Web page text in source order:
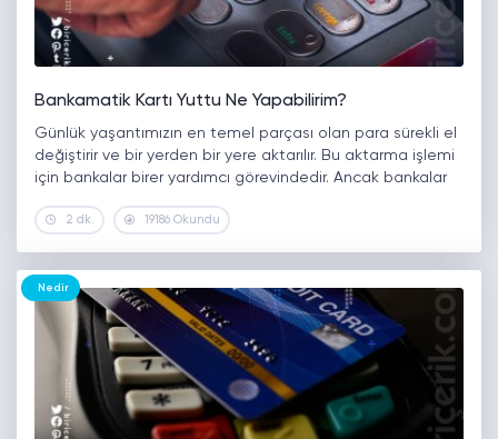
Bankamatik Kartı Yuttu Ne Yapabilirim?
Günlük yaşantımızın en temel parçası olan para sürekli el
değiştirir ve bir yerden bir yere aktarılır. Bu aktarma işlemi
için bankalar birer yardımcı görevindedir. Ancak bankalar
2 dk. 19186 Okundu
Nedir